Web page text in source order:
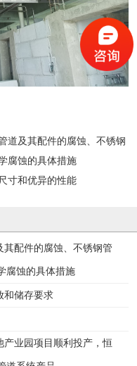
道及其配件的腐蚀、不锈钢
腐蚀的具体措施
寸和优异的性能
配件的腐蚀、不锈钢管
腐蚀的具体措施
和储存要求
业园项目顺利投产，恒